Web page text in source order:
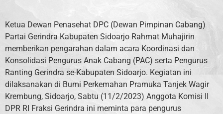
Ketua Dewan Penasehat DPC (Dewan Pimpinan Cabang)
Partai Gerindra Kabupaten Sidoarjo Rahmat Muhajirin
memberikan pengarahan dalam acara Koordinasi dan
Konsolidasi Pengurus Anak Cabang (PAC) serta Pengurus
Ranting Gerindra se-Kabupaten Sidoarjo. Kegiatan ini
dilaksanakan di Bumi Perkemahan Pramuka Tanjek Wagir
Krembung, Sidoarjo, Sabtu (11/2/2023) Anggota Komisi II
DPR RI Fraksi Gerindra ini meminta para pengurus